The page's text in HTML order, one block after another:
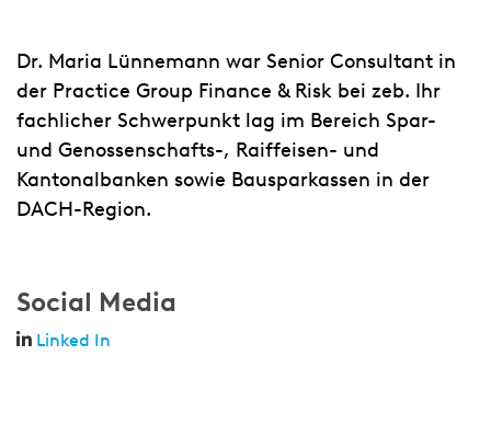
Dr. Maria Lünnemann war Senior Consultant in
der Practice Group Finance & Risk bei zeb. Ihr
fachlicher Schwerpunkt lag im Bereich Spar-
und Genossenschafts-, Raiffeisen- und
Kantonalbanken sowie Bausparkassen in der
DACH-Region.
Social Media
Linked In